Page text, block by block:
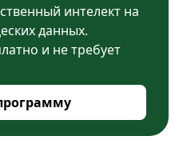
интелект на
данных.
и не требует